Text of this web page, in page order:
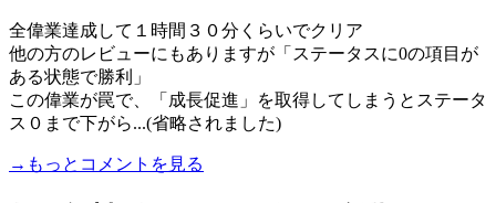
全偉業達成して１時間３０分くらいでクリア
他の方のレビューにもありますが「ステータスに0の項目が
ある状態で勝利」
この偉業が罠で、「成長促進」を取得してしまうとステータ
ス０まで下がら...(省略されました)
→もっとコメントを見る